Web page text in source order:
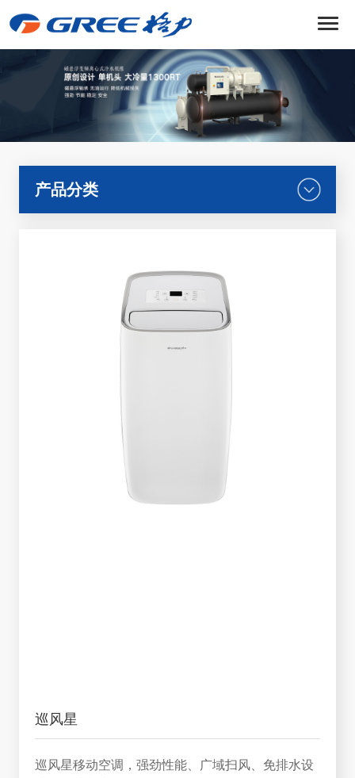
产品分类
巡风星
巡风星移动空调，强劲性能、广域扫风、免排水设